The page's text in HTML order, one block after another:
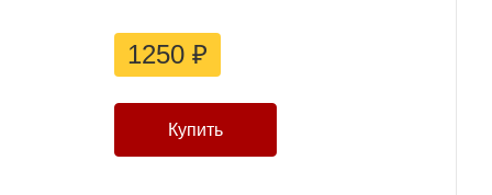
1250 ₽